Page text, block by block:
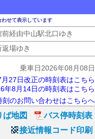
せて表示しています
経由中山駅北口ゆき
返場ゆき
乗車日2026年08月08日
27日改正の時刻表はこちら
年8月14日の時刻表はこちら
刻のお問い合わせはこちらへ
ば地図
バス停時刻表
接近情報コード印刷